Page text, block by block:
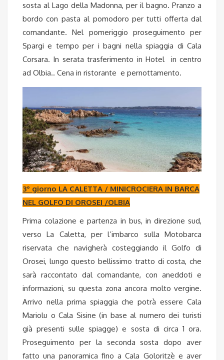
sosta al Lago della Madonna, per il bagno. Pranzo a
bordo con pasta al pomodoro per tutti offerta dal
comandante. Nel pomeriggio proseguimento per
Spargi e tempo per i bagni nella spiaggia di Cala
Corsara. In serata trasferimento in Hotel in centro
ad Olbia.. Cena in ristorante e pernottamento.
3° giorno LA CALETTA / MINICROCIERA IN BARCA
NEL GOLFO DI OROSEI /OLBIA
Prima colazione e partenza in bus, in direzione sud,
verso La Caletta, per l’imbarco sulla Motobarca
riservata che navigherà costeggiando il Golfo di
Orosei, lungo questo bellissimo tratto di costa, che
sarà raccontato dal comandante, con aneddoti e
informazioni, su questa zona ancora molto vergine.
Arrivo nella prima spiaggia che potrà essere Cala
Mariolu o Cala Sisine (in base al numero dei turisti
già presenti sulle spiagge) e sosta di circa 1 ora.
Proseguimento per la seconda sosta dopo aver
fatto una panoramica fino a Cala Goloritzè e aver